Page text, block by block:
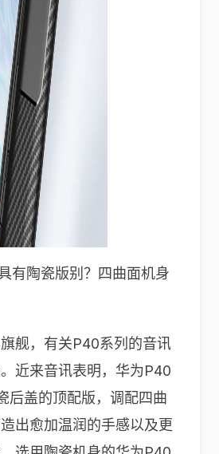
有陶瓷版别？四曲面机身
舰，有关P40系列的音讯
近来音讯表明，华为P40
后盖的顶配版，调配四曲
出愈加温润的手感以及更